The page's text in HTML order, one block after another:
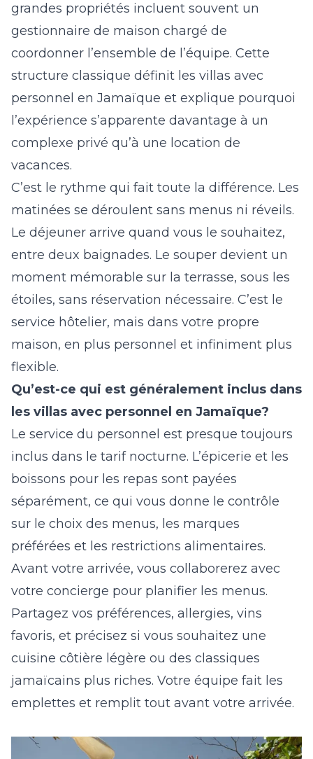
grandes propriétés incluent souvent un
gestionnaire de maison chargé de
coordonner l’ensemble de l’équipe. Cette
structure classique définit les villas avec
personnel en Jamaïque et explique pourquoi
l’expérience s’apparente davantage à un
complexe privé qu’à une location de
vacances.
C’est le rythme qui fait toute la différence. Les
matinées se déroulent sans menus ni réveils.
Le déjeuner arrive quand vous le souhaitez,
entre deux baignades. Le souper devient un
moment mémorable sur la terrasse, sous les
étoiles, sans réservation nécessaire. C’est le
service hôtelier, mais dans votre propre
maison, en plus personnel et infiniment plus
flexible.
Qu’est-ce qui est généralement inclus dans
les villas avec personnel en Jamaïque?
Le service du personnel est presque toujours
inclus dans le tarif nocturne. L’épicerie et les
boissons pour les repas sont payées
séparément, ce qui vous donne le contrôle
sur le choix des menus, les marques
préférées et les restrictions alimentaires.
Avant votre arrivée, vous collaborerez avec
votre concierge pour planifier les menus.
Partagez vos préférences, allergies, vins
favoris, et précisez si vous souhaitez une
cuisine côtière légère ou des classiques
jamaïcains plus riches. Votre équipe fait les
emplettes et remplit tout avant votre arrivée.